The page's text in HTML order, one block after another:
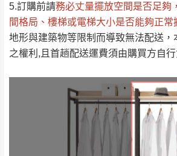
5.訂購前請務必丈量擺放空間是否足夠
間格局、 樓梯或電梯大小是否能夠正常
地形與建築物等限制而導致無法配送，
之權利,且首趟配送運費須由購買方自行
免 運
費
新竹
電話聯絡或E-Mail通知確認
（線上客服 LINE →
下單前先詢問是否現貨，若
（洽詢方式請搜尋 Line ID
運送範圍：限定北至基隆，
地區恕無法提供運送 (詳見運